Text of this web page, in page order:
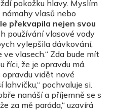
pokožku hlavy. Myslím
vlasů nebo
překvapila nejen svou
používání vlasové vody
vylepšila dávkování,
vlasech.“ Zda bude mít
říci, že je opravdu má.
opravdu vidět nové
lahvičku,“ pochvaluje si.
nanáší a příjemně se s
za mě paráda,“ uzavírá